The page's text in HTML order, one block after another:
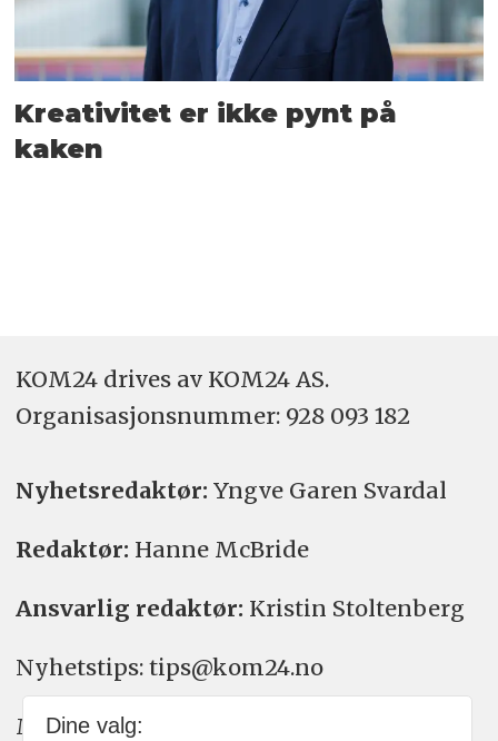
Kreativitet er ikke pynt på
kaken
KOM24 drives av KOM24 AS.
Organisasjons­nummer: 928 093 182
Nyhetsredaktør: Yngve Garen Svardal
Redaktør: Hanne McBride
Ansvarlig redaktør: Kristin Stoltenberg
Nyhetstips: tips@kom24.no
Meninger: meninger@kom24.no
Dine valg: